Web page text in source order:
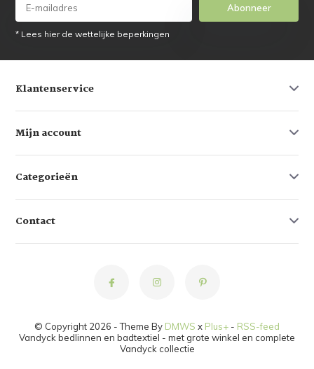
Abonneer
* Lees hier de wettelijke beperkingen
Klantenservice
Mijn account
Categorieën
Contact
© Copyright 2026 - Theme By DMWS x Plus+ - RSS-feed
Vandyck bedlinnen en badtextiel - met grote winkel en complete
Vandyck collectie